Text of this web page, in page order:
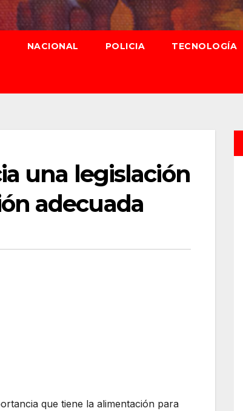
NACIONAL POLICIA TECNOLOGÍA
una legislación
adecuada
que tiene la alimentación para